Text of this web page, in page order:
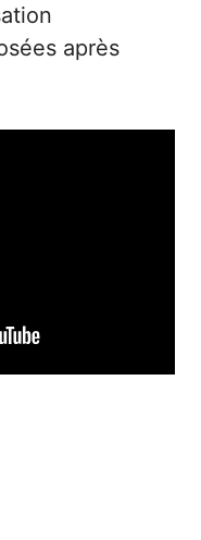
après